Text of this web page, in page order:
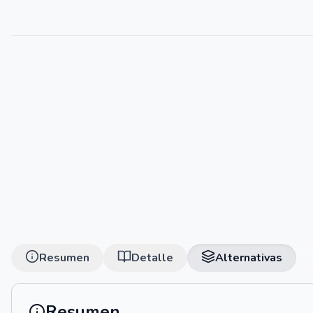
Resumen Detalle Alternativas